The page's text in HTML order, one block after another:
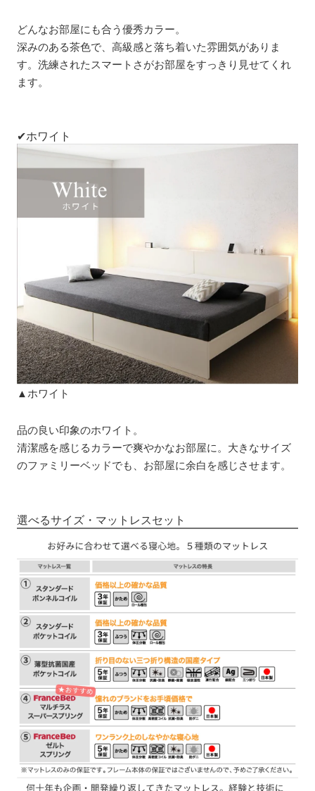
どんなお部屋にも合う優秀カラー。
深みのある茶色で、高級感と落ち着いた雰囲気がありま
す。洗練されたスマートさがお部屋をすっきり見せてくれ
ます。
✔ホワイト
▲ホワイト
品の良い印象のホワイト。
清潔感を感じるカラーで爽やかなお部屋に。大きなサイズ
のファミリーベッドでも、お部屋に余白を感じさせます。
選べるサイズ・マットレスセット